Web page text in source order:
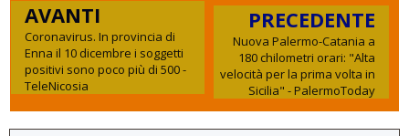
AVANTI
Coronavirus. In provincia di
Enna il 10 dicembre i soggetti
positivi sono poco più di 500 -
TeleNicosia
PRECEDENTE
Nuova Palermo-Catania a
180 chilometri orari: "Alta
velocità per la prima volta in
Sicilia" - PalermoToday